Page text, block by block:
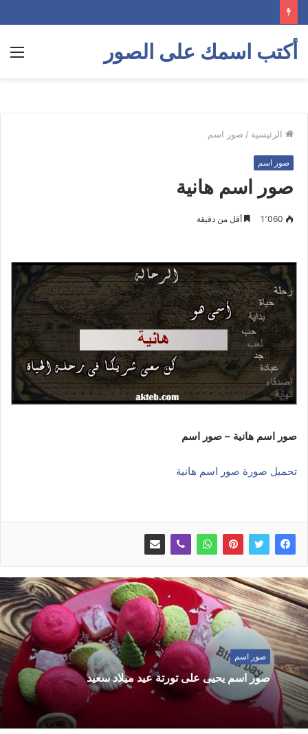
أكتب اسمك على الصور
الرئيسية / صور اسم
صور اسم
صور اسم هانية
1٬060 أقل من دقيقة
صور اسم هانية – صور اسم
تحميل صورة صور اسم هانية
صور اسم
صور اسم يحيى على تورتة عيد ميلاد سعيد